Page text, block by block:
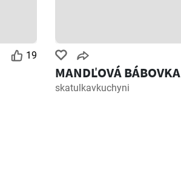
19
MANDĽOVÁ BÁBOVKA
skatulkavkuchyni